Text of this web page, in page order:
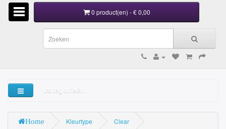
0 product(en) -€ 0,00
categorieën
Home Kleurtype Clear